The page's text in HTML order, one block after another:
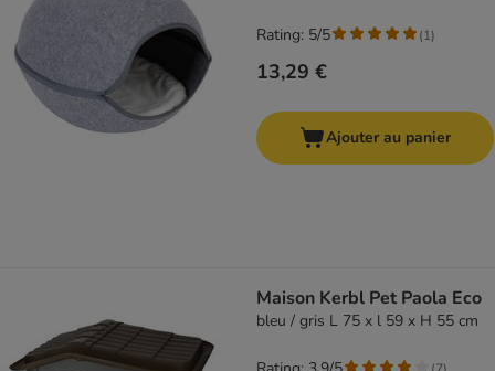
13,29 €
Rating: 5/5 (1)
Ajouter au panier
Maison Kerbl Pet Paola Eco
bleu / gris L 75 x l 59 x H 55 cm